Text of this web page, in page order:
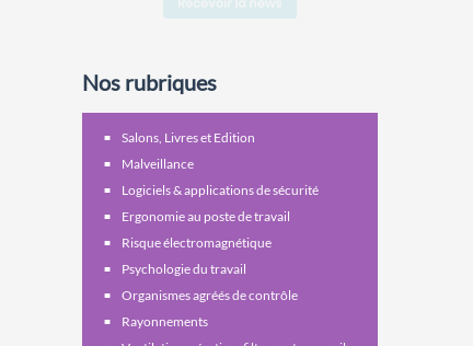
Nos rubriques
Salons, Livres et Edition
Malveillance
Logiciels & applications de sécurité
Ergonomie au poste de travail
Risque électromagnétique
Psychologie du travail
Organismes agréés de contrôle
Rayonnements